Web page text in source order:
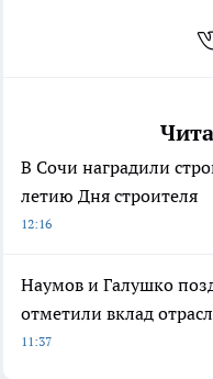
В Сочи наградили
летию Дня строителя
12:16
Наумов и Галушко
отметили вклад
11:37